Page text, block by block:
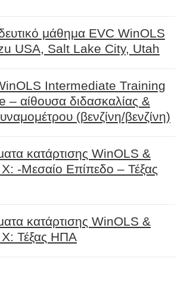
μάθημα EVC WinOLS
USA, Salt Lake City, Utah
Intermediate Training
– αίθουσα διδασκαλίας &
(βενζίνη/βενζίνη)
κατάρτισης WinOLS &
-Μεσαίο Επίπεδο – Τέξας
κατάρτισης WinOLS &
Τέξας ΗΠΑ